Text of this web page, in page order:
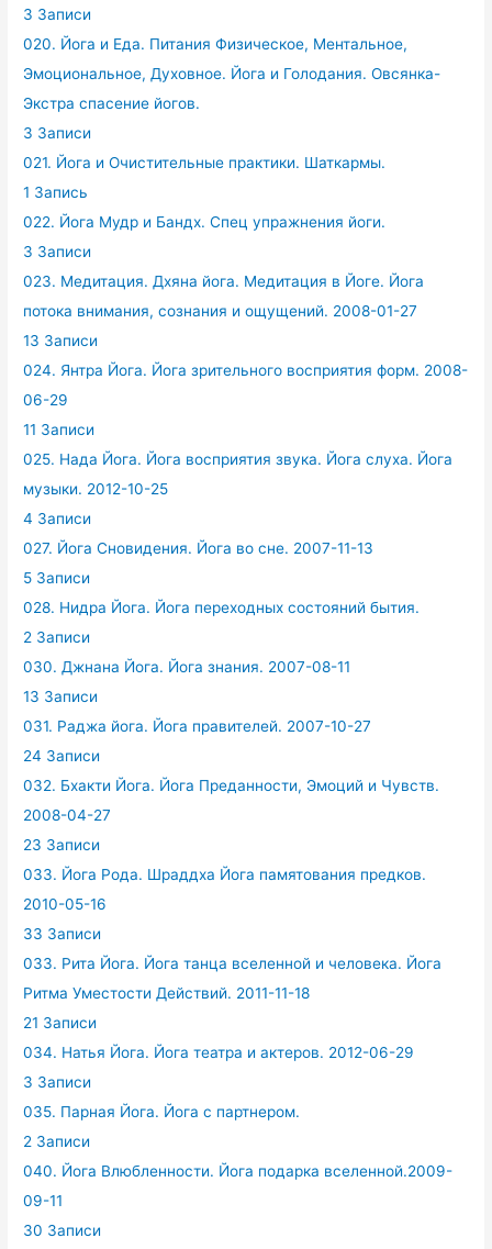
3 Записи
020. Йога и Еда. Питания Физическое, Ментальное,
Эмоциональное, Духовное. Йога и Голодания. Овсянка-
Экстра спасение йогов.
3 Записи
021. Йога и Очистительные практики. Шаткармы.
1 Запись
022. Йога Мудр и Бандх. Спец упражнения йоги.
3 Записи
023. Медитация. Дхяна йога. Медитация в Йоге. Йога
потока внимания, сознания и ощущений. 2008-01-27
13 Записи
024. Янтра Йога. Йога зрительного восприятия форм. 2008-
06-29
11 Записи
025. Нада Йога. Йога восприятия звука. Йога слуха. Йога
музыки. 2012-10-25
4 Записи
027. Йога Сновидения. Йога во сне. 2007-11-13
5 Записи
028. Нидра Йога. Йога переходных состояний бытия.
2 Записи
030. Джнана Йога. Йога знания. 2007-08-11
13 Записи
031. Раджа йога. Йога правителей. 2007-10-27
24 Записи
032. Бхакти Йога. Йога Преданности, Эмоций и Чувств.
2008-04-27
23 Записи
033. Йога Рода. Шраддха Йога памятования предков.
2010-05-16
33 Записи
033. Рита Йога. Йога танца вселенной и человека. Йога
Ритма Уместости Действий. 2011-11-18
21 Записи
034. Натья Йога. Йога театра и актеров. 2012-06-29
3 Записи
035. Парная Йога. Йога с партнером.
2 Записи
040. Йога Влюбленности. Йога подарка вселенной.2009-
09-11
30 Записи